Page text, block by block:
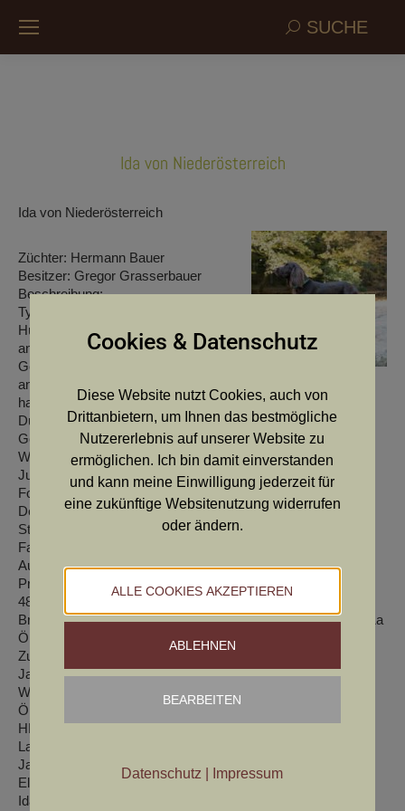
Search:SUCHE
Ida von Niederösterreich
Ida von Niederösterreich
Züchter: Hermann Bauer
Besitzer: Gregor Grasserbauer
Beschreibung:
Typgerechte,harmonisch wirkende
Hündin, mit schönem Kopf und gut
angesetzten Behängen.
Gerader Rücken mit korrekt
angesetzter und getragenen Rute. Gut gewinkelte Läufe und
harmonischer Bewegungsablauf, hinten hackeneng.
Dunkel pigmentiertes, eng anliegendes, harsches
Gebrauchshaar in richtiger Struktur und Länge.
Wesen ist ruhig und selbstsicher
Jugendformwert: V 01.04.2017 Rabenstein
Formwert : V/ Sg/ V 11.10.2017 48. Schorlemer HZP
Deutschland
Stockmaß : 62cm
Farbe: braun
Auge: dunkel
Prüfungen: AP 168 Pkt., WP76 Pkte 1a, F&W 307 Pkt. 1b,
48.Schorlemer HZP 186 Pkt ( Stöbern mit Ente 10Pkt.,
Brauchbarkeitsprüfung OÖ, VGP 386 Pkt. 2d, VGP 410Pkt 1a
ÖDLK-Suchensieger, Btr, JE,
Zuchtmerkmale
Jagdliche Leistungszucht
Wurfdatum : 22.01.2016
ÖHZB: DL6318
HD: A, ED-und OCD frei
Laut: Sicht und spurlaut
Jagdliche Eignung: ja
Eltern: Hera von Niederösterreich x Don von Averbeck
Ida Ahnentafel 1
Cookies & Datenschutz
Diese Website nutzt Cookies, auch von
Drittanbietern, um Ihnen das bestmögliche
Nutzererlebnis auf unserer Website zu
ermöglichen. Ich bin damit einverstanden
und kann meine Einwilligung jederzeit für
eine zukünftige Websitenutzung widerrufen
oder ändern.
ALLE COOKIES AKZEPTIEREN
ABLEHNEN
BEARBEITEN
Datenschutz Impressum